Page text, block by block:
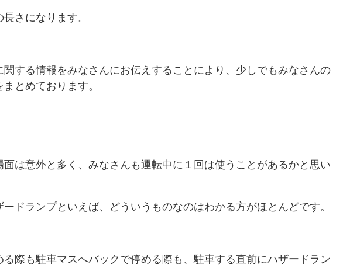
さになります。
する情報をみなさんにお伝えすることにより、少しでもみなさんの
とめております。
は意外と多く、みなさんも運転中に１回は使うことがあるかと思い
ドランプといえば、どういうものなのはわかる方がほとんどです。
際も駐車マスへバックで停める際も、駐車する直前にハザードラン